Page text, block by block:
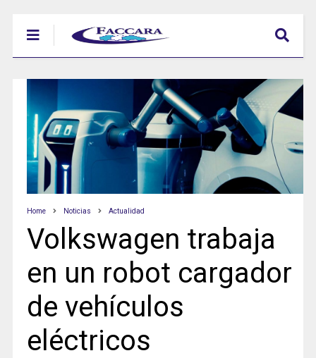
Home Noticias Actualidad
Volkswagen trabaja
en un robot cargador
de vehículos
eléctricos